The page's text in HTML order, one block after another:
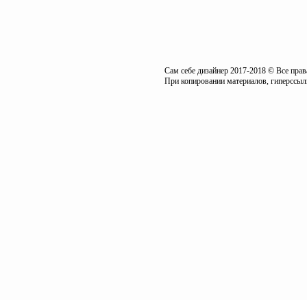
Сам себе дизайнер 2017-2018 © Все
При копировании материалов,